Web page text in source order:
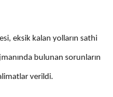
eksik kalan yolların sathi
bulunan sorunların
verildi.